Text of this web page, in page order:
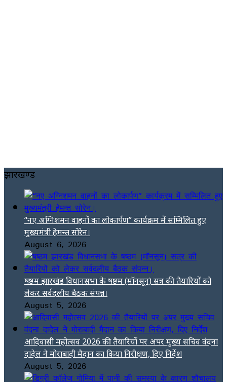
झारखण्ड
“नए अग्निशमन वाहनों का लोकार्पण” कार्यक्रम में सम्मिलित हुए
मुख्यमंत्री हेमन्त सोरेन।
August 6, 2026
षष्ठम झारखंड विधानसभा के षष्ठम (मॉनसून) सत्र की तैयारियों को
लेकर सर्वदलीय बैठक संपन्न।
August 5, 2026
आदिवासी महोत्सव 2026 की तैयारियों पर अपर मुख्य सचिव वंदना
दादेल ने मोराबादी मैदान का किया निरीक्षण, दिए निर्देश
August 5, 2026